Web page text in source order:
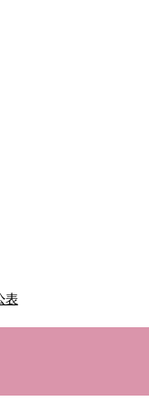
う過ごす？
表